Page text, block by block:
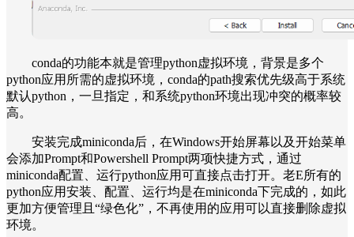
conda的功能本就是管理python虚拟环境，背景是多个
python应用所需的虚拟环境，conda的path搜索优先级高于系统
默认python，一旦指定，和系统python环境出现冲突的概率较
高。
安装完成miniconda后，在Windows开始屏幕以及开始菜单
会添加Prompt和Powershell Prompt两项快捷方式，通过
miniconda配置、运行python应用可直接点击打开。老E所有的
python应用安装、配置、运行均是在miniconda下完成的，如此
更加方便管理且“绿色化”，不再使用的应用可以直接删除虚拟
环境。